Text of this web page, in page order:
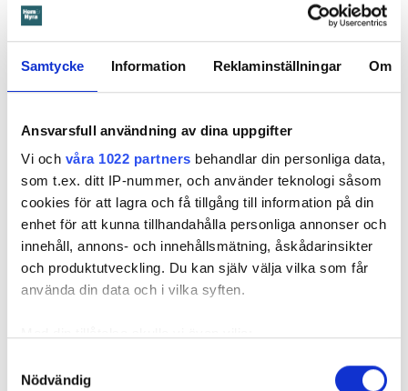
Samtycke Information Reklaminställningar Om
Ansvarsfull användning av dina uppgifter
Vi och våra 1022 partners behandlar din personliga data,
som t.ex. ditt IP-nummer, och använder teknologi såsom
cookies för att lagra och få tillgång till information på din
enhet för att kunna tillhandahålla personliga annonser och
innehåll, annons- och innehållsmätning, åskådarinsikter
och produktutveckling. Du kan själv välja vilka som får
använda din data och i vilka syften.
som kan ha en noggrannhet på upp till flera meter
Nödvändig
Foto: Hyresnämnden
Foto: Hyresnämnden
Hyresgästen borde ha upptäckt och larmat om glipan i duschväggen, menar
Hyresgästen själv menar att hyresvärden under hela den tid
han bott där varken gjort några inspektioner eller något
underhåll av badrummet, och att det är anledningen till att
Tyckte inte renovering var nödvändig